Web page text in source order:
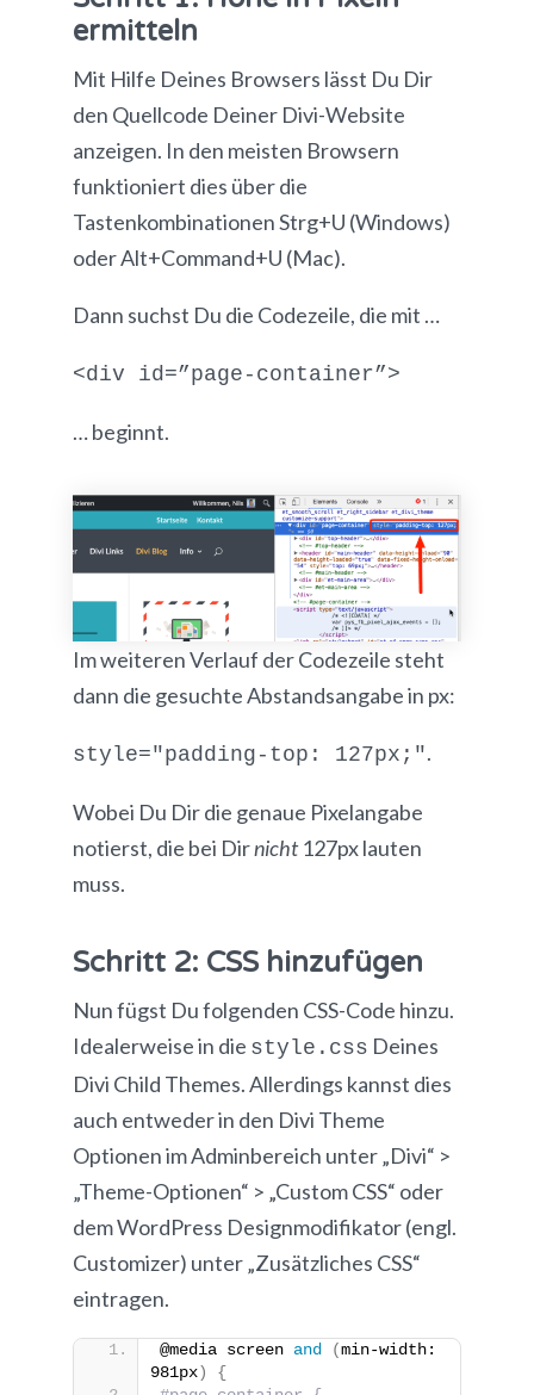
ermitteln
Mit Hilfe Deines Browsers lässt Du Dir
den Quellcode Deiner Divi-Website
anzeigen. In den meisten Browsern
funktioniert dies über die
Tastenkombinationen Strg+U (Windows)
oder Alt+Command+U (Mac).
Dann suchst Du die Codezeile, die mit …
<div id=”page-container”>
… beginnt.
Im weiteren Verlauf der Codezeile steht
dann die gesuchte Abstandsangabe in px:
style="padding-top: 127px;".
Wobei Du Dir die genaue Pixelangabe
notierst, die bei Dirnicht127px lauten
muss.
Schritt 2: CSS hinzufügen
Nun fügst Du folgenden CSS-Code hinzu.
Idealerweise in die style.css Deines
Divi Child Themes. Allerdings kannst dies
auch entweder in den Divi Theme
Optionen im Adminbereich unter „Divi“ >
„Theme-Optionen“ > „Custom CSS“ oder
dem WordPress Designmodifikator (engl.
Customizer) unter „Zusätzliches CSS“
eintragen.
@media screen and (min-width:
981px)
{